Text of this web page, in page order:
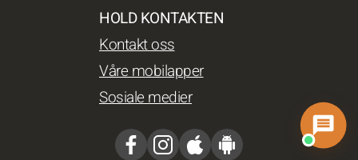
HOLD KONTAKTEN
Kontakt oss
Våre mobilapper
Sosiale medier